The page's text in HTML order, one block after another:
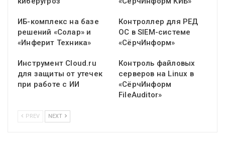
ИБ-комплекс на базе
решений «Солар» и
«Инферит Техника»
Контроллер для РЕД
ОС в SIEM-системе
«СёрчИнформ»
Инструмент Cloud.ru
для защиты от утечек
при работе с ИИ
Контроль файловых
серверов на Linux в
«СёрчИнформ
FileAuditor»
PREV NEXT